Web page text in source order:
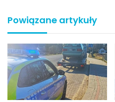
policja
Powiązane artykuły